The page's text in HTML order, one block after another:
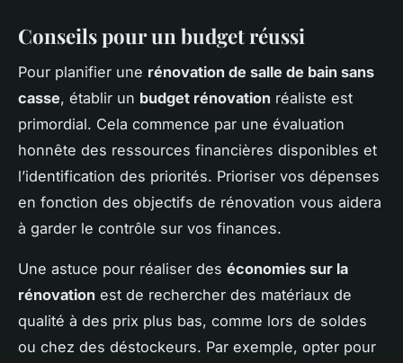
Conseils pour un budget réussi
Pour planifier une rénovation de salle de bain sans
casse, établir un budget rénovation réaliste est
primordial. Cela commence par une évaluation
honnête des ressources financières disponibles et
l’identification des priorités. Prioriser vos dépenses
en fonction des objectifs de rénovation vous aidera
à garder le contrôle sur vos finances.
Une astuce pour réaliser des économies sur la
rénovation est de rechercher des matériaux de
qualité à des prix plus bas, comme lors de soldes
ou chez des déstockeurs. Par exemple, opter pour